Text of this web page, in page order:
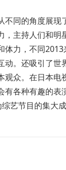
不同的角度展现
，主持人们和明
体力，不同
动。还吸引了世
观众。在日本电
有各种有趣的表
综艺节目的集大